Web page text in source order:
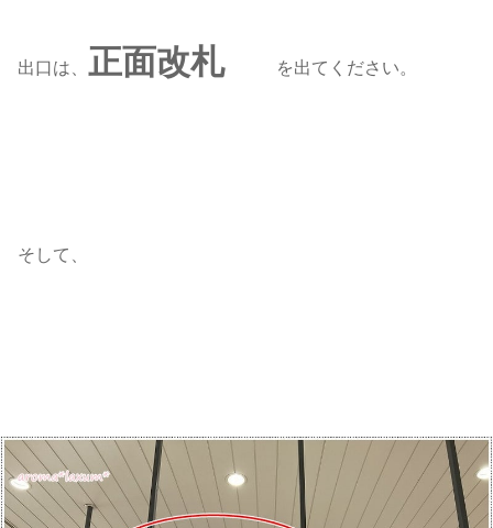
出口は、 正面改札 を出てください。
そして、